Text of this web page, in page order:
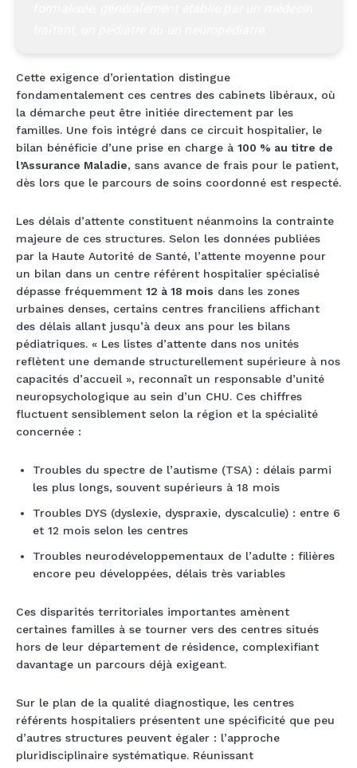
Cette exigence d’orientation distingue
fondamentalement ces centres des cabinets libéraux, où
la démarche peut être initiée directement par les
familles. Une fois intégré dans ce circuit hospitalier, le
bilan bénéficie d’une prise en charge à 100 % au titre de
l’Assurance Maladie, sans avance de frais pour le patient,
dès lors que le parcours de soins coordonné est respecté.
Les délais d’attente constituent néanmoins la contrainte
majeure de ces structures. Selon les données publiées
par la Haute Autorité de Santé, l’attente moyenne pour
un bilan dans un centre référent hospitalier spécialisé
dépasse fréquemment 12 à 18 mois dans les zones
urbaines denses, certains centres franciliens affichant
des délais allant jusqu’à deux ans pour les bilans
pédiatriques. « Les listes d’attente dans nos unités
reflètent une demande structurellement supérieure à nos
capacités d’accueil », reconnaît un responsable d’unité
neuropsychologique au sein d’un CHU. Ces chiffres
fluctuent sensiblement selon la région et la spécialité
concernée :
Troubles du spectre de l’autisme (TSA) : délais parmi
les plus longs, souvent supérieurs à 18 mois
Troubles DYS (dyslexie, dyspraxie, dyscalculie) : entre 6
et 12 mois selon les centres
Troubles neurodéveloppementaux de l’adulte : filières
encore peu développées, délais très variables
Ces disparités territoriales importantes amènent
certaines familles à se tourner vers des centres situés
hors de leur département de résidence, complexifiant
davantage un parcours déjà exigeant.
Sur le plan de la qualité diagnostique, les centres
référents hospitaliers présentent une spécificité que peu
d’autres structures peuvent égaler : l’approche
pluridisciplinaire systématique. Réunissant